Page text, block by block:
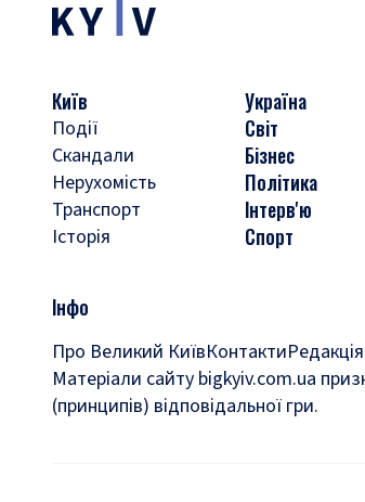
Київ
Події
Скандали
Нерухомість
Транспорт
Історія
Україна
Світ
Бізнес
Політика
Інтерв'ю
Спорт
Інфо
Про Великий КиївКонтактиРедакція
Матеріали сайту bigkyiv.com.ua
(принципів) відповідальної гри.